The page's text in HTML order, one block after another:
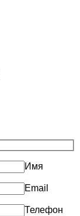
Имя
Email
Телефон